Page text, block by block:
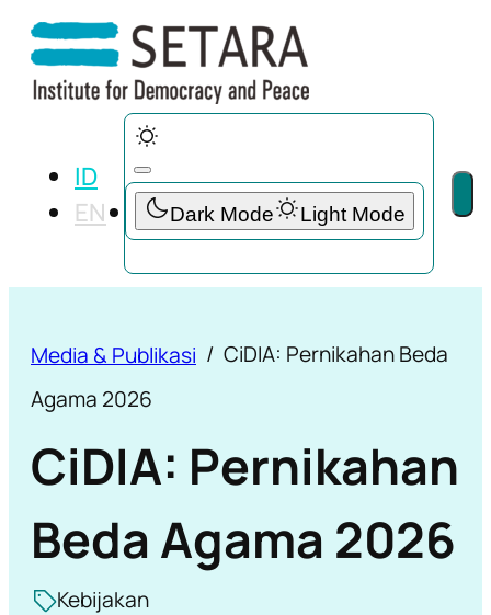
ID
EN
Media & Publikasi
CiDIA: Pernikahan Beda
Agama 2026
CiDIA: Pernikahan
Beda Agama 2026
Kebijakan